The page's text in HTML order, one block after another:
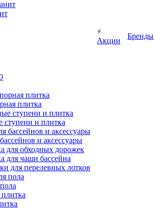
плитка
ступени и плитка
и аксессуары
для обходных дорожек
для чаши бассейна
для перелевных лотков
Акции
Бренды